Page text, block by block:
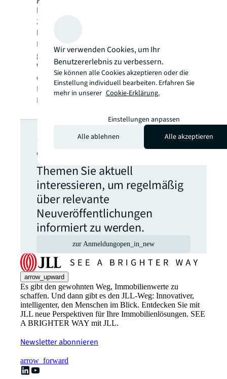
lokaler Expertise. Angetrieben von unserem
Ziel, die Zukunft von Immobilien für eine
bessere Welt zu gestalten, helfen wir unseren
Kunden, Mitarbeitern und der Gesellschaft –
getreu unserem Leitspruch „SEE A BRIGHTER
WAY“. JLL ist der Markenname und ein
eingetragenes Markenzeichen von Jones
Lang LaSalle Incorporated. Weitere
Informationen finden Sie unter
jll.com
JLL Newsletter
Wählen Sie aus, welche
Themen Sie aktuell
interessieren, um regelmäßig
über relevante
Neuveröffentlichungen
informiert zu werden.
zur Anmeldungopen_in_new
arrow_upward
Es gibt den gewohnten Weg, Immobilienwerte zu
schaffen. Und dann gibt es den JLL-Weg: Innovativer,
intelligenter, den Menschen im Blick. Entdecken Sie mit
JLL neue Perspektiven für Ihre Immobilienlösungen. SEE
A BRIGHTER WAY mit JLL.
Newsletter abonnieren
arrow_forward
Wir verwenden Cookies, um Ihr
Benutzererlebnis zu verbessern.
Sie können alle Cookies akzeptieren oder die
Einstellung individuell bearbeiten. Erfahren Sie
mehr in unserer Cookie-Erklärung.
Einstellungen anpassen
Alle ablehnen
Alle akzeptieren